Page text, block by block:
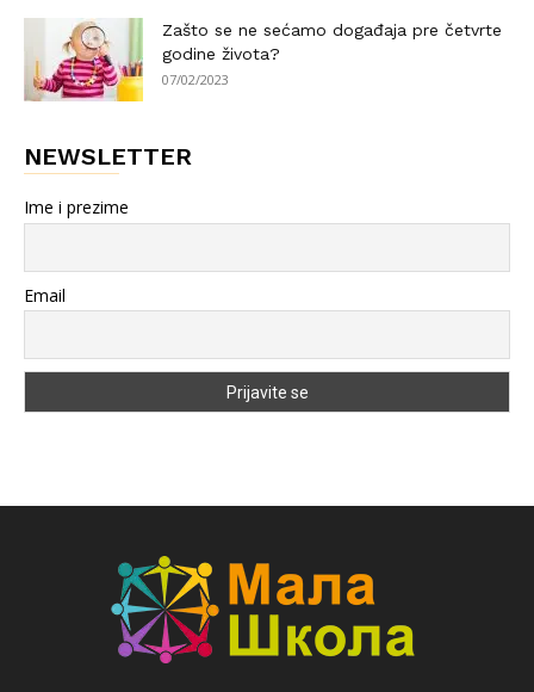
Zašto se ne sećamo događaja pre četvrte
godine života?
07/02/2023
NEWSLETTER
Ime i prezime
Email